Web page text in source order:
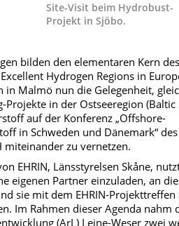
Site-Visit beim Hydrobust-
Projekt in Sjöbo.
bilden den elementaren Kern
Hydrogen Regions in
Malmö nun die Gelegenheit,
Projekte in der Ostseeregion (Baltic
auf der Konferenz „Offshore-
in Schweden und Dänemark“ des
miteinander zu vernetzen.
EHRIN, Länsstyrelsen Skåne,
eigenen Partner einzuladen, an
sie mit dem EHRIN-Projekttreffen
Im Rahmen dieser Agenda nahm
(ArL) Leine-Weser zwei